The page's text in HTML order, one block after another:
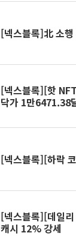
[넥스블록]北 소행
[넥스블록][핫
닥가 1만6471.38
[넥스블록][하락
[넥스블록][데일
캐시 12% 강세